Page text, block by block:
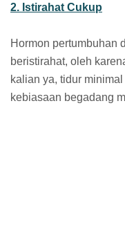
2. Istirahat Cukup
Hormon pertumbuhan
beristirahat, oleh
kalian ya, tidur
kebiasaan begadang